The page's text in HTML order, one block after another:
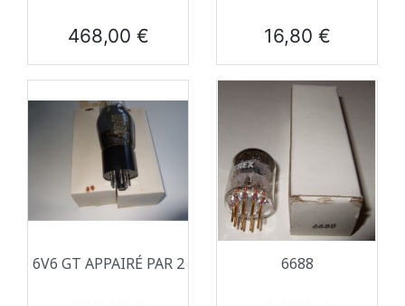
Prix
468,00 € Prix
16,80 €
6V6 GT APPAIRÉ PAR 2 6688